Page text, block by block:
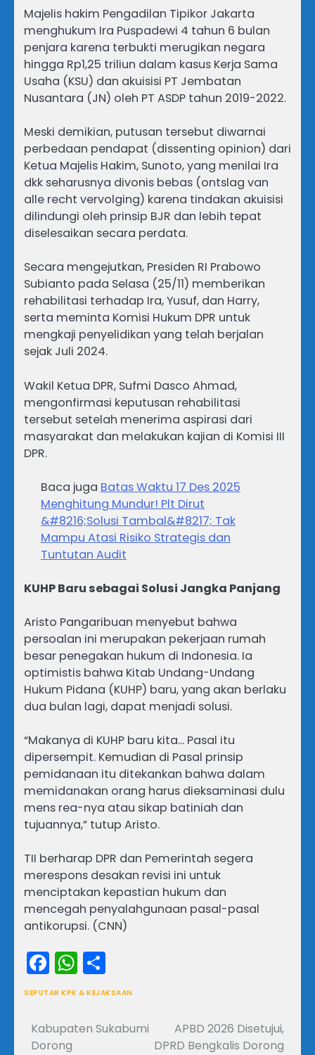
Majelis hakim Pengadilan Tipikor Jakarta
menghukum Ira Puspadewi 4 tahun 6 bulan
penjara karena terbukti merugikan negara
hingga Rp1,25 triliun dalam kasus Kerja Sama
Usaha (KSU) dan akuisisi PT Jembatan
Nusantara (JN) oleh PT ASDP tahun 2019-2022.
Meski demikian, putusan tersebut diwarnai
perbedaan pendapat (dissenting opinion) dari
Ketua Majelis Hakim, Sunoto, yang menilai Ira
dkk seharusnya divonis bebas (ontslag van
alle recht vervolging) karena tindakan akuisisi
dilindungi oleh prinsip BJR dan lebih tepat
diselesaikan secara perdata.
Secara mengejutkan, Presiden RI Prabowo
Subianto pada Selasa (25/11) memberikan
rehabilitasi terhadap Ira, Yusuf, dan Harry,
serta meminta Komisi Hukum DPR untuk
mengkaji penyelidikan yang telah berjalan
sejak Juli 2024.
Wakil Ketua DPR, Sufmi Dasco Ahmad,
mengonfirmasi keputusan rehabilitasi
tersebut setelah menerima aspirasi dari
masyarakat dan melakukan kajian di Komisi III
DPR.
Baca juga Batas Waktu 17 Des 2025
Menghitung Mundur! Plt Dirut
&#8216;Solusi Tambal&#8217; Tak
Mampu Atasi Risiko Strategis dan
Tuntutan Audit
KUHP Baru sebagai Solusi Jangka Panjang
Aristo Pangaribuan menyebut bahwa
persoalan ini merupakan pekerjaan rumah
besar penegakan hukum di Indonesia. Ia
optimistis bahwa Kitab Undang-Undang
Hukum Pidana (KUHP) baru, yang akan berlaku
dua bulan lagi, dapat menjadi solusi.
“Makanya di KUHP baru kita… Pasal itu
dipersempit. Kemudian di Pasal prinsip
pemidanaan itu ditekankan bahwa dalam
memidanakan orang harus dieksaminasi dulu
mens rea-nya atau sikap batiniah dan
tujuannya,” tutup Aristo.
TII berharap DPR dan Pemerintah segera
merespons desakan revisi ini untuk
menciptakan kepastian hukum dan
mencegah penyalahgunaan pasal-pasal
antikorupsi. (CNN)
Facebook
WhatsApp
SEPUTAR KPK & KEJAKSAAN
Navigasi
Kabupaten Sukabumi
Dorong
APBD 2026 Disetujui,
DPRD Bengkalis Dorong